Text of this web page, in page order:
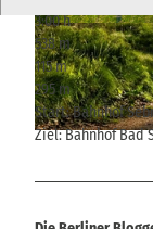
© Daniela Pensold/
© Daniela Pensold/
ourismusverband
3:00 h
538 m
115 m
295 m
Start: Bahnhof
Ziel: Bahnhof Bad